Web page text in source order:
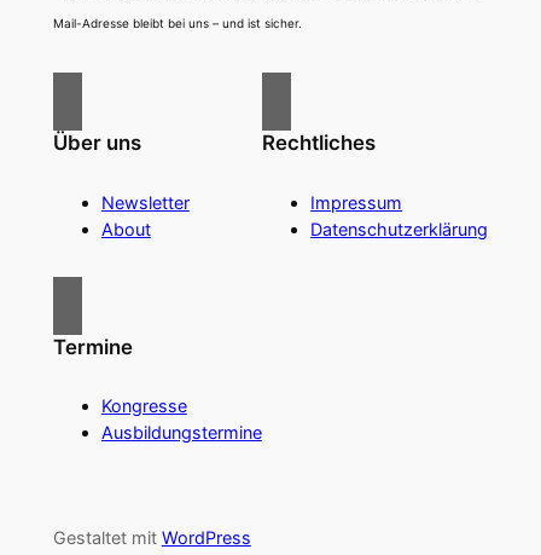
Mail-Adresse bleibt bei uns – und ist sicher.
Über uns
Newsletter
About
Rechtliches
Impressum
Datenschutzerklärung
Termine
Kongresse
Ausbildungstermine
Gestaltet mit WordPress